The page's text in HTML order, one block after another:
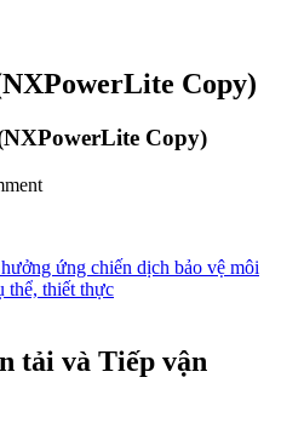
Copy)
Copy)
ứng chiến dịch bảo vệ môi
thể, thiết thực
tải và Tiếp vận